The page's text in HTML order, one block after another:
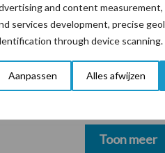
and content measurement,
services development, precise
through device scanning.
Aanpassen Alles afwijzen
Drinkwater
Toon meer